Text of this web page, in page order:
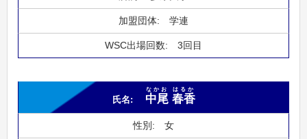
学連
3回目
中尾
なかお
春香
はるか
女